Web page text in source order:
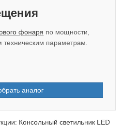
фонаря по мощности,
техническим параметрам.
аналог
Консольный светильник LED